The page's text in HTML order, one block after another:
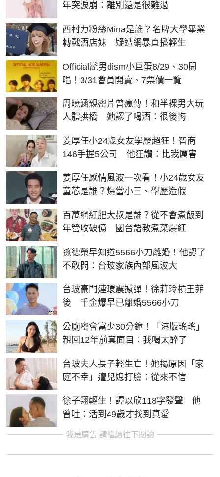
年突淚崩：離別還是很難過
西村力粉絲Mina是誰？名牌大學畢業
轉戰酒店妹 疑遭網暴直播輕生
Official髭男dism小巨蛋8/29、30開
唱！3/31會員開賣、7票價一覽
周曉涵親密片曾瘋傳！和半裸男大玩
人體拱橋 她認了喝酒：很後悔
姜厚任小24歲女友學歷超狂！智商
146手握5公司 他狂讚：比我厲害
姜厚任感情風波一次看！小24歲女友
童芯是誰？爆當小三、學歷造假
百萬網紅肥大叔是誰？從不會煮飯到
年營收破億 國台語教煮菜爆紅
孫德榮早知道5566小刀離婚！他認了
不敢問：台玻家族內部風波大
台玻豪門連環震撼彈！徐莉玲槓王菲
後 千金爆早已離婚5566小刀
公廁密會富少30分鐘！「港版瑤瑤」
親回12年前真面目：我喝太醉了
台玻夫人長子輕生亡！她揭原因「家
庭不幸」遭兒媳打臉：從來不信
徐子翔輕生！譚以欣118字發聲 他
曾吐：活到49歲才找到真愛
我是廣告 請繼續往下閱讀